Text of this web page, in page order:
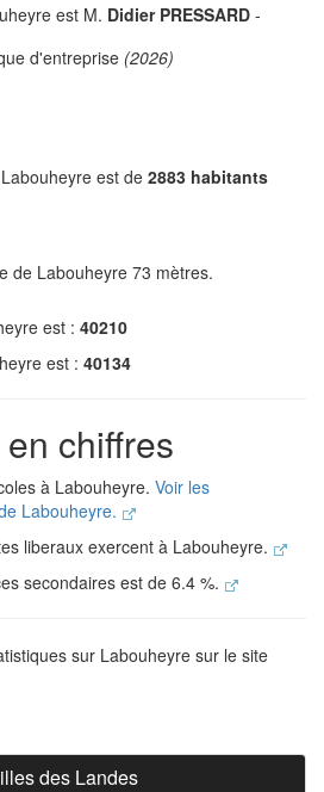
est M. Didier PRESSARD -
d'entreprise (2026)
est de2883 habitants
de Labouheyre 73 mètres.
est : 40210
est : 40134
chiffres
à Labouheyre. Voir les
Labouheyre.
liberaux exercent à Labouheyre.
secondaires est de 6.4 %.
sur Labouheyre sur le site
des Landes